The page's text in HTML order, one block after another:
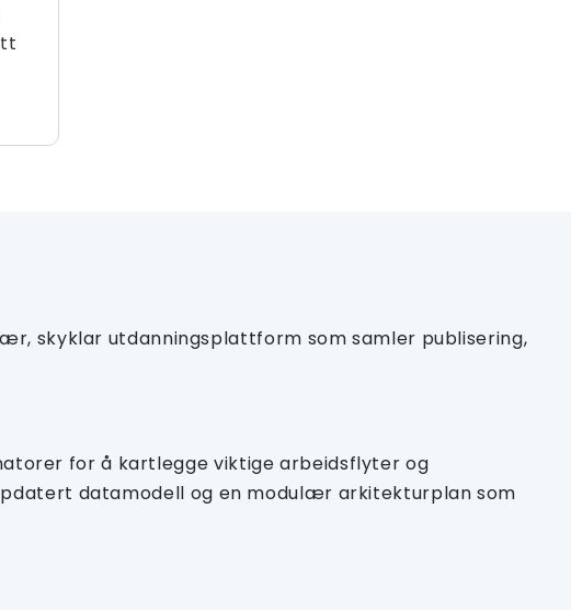
skyklar utdanningsplattform som samler publisering,
for å kartlegge viktige arbeidsflyter og
datamodell og en modulær arkitekturplan som